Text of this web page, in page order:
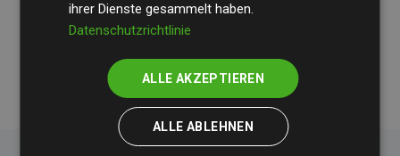
geschätzten CO₂-Emissionender teilnehmenden
Websites kompensieren – ein klarer Nachweis für die
messbare Klimawirkung unseres Ansatzes.
ihrer Dienste gesammelt haben.
Datenschutzrichtlinie
ALLE AKZEPTIEREN
ALLE ABLEHNEN